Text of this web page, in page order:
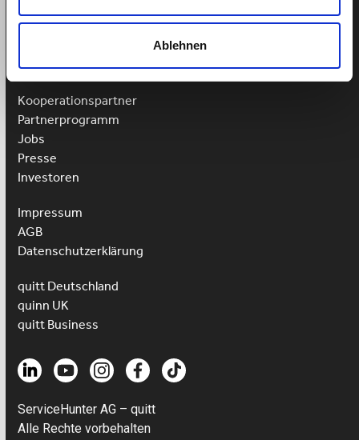
Ablehnen
Über quitt
Blog
Kooperationspartner
Partnerprogramm
Jobs
Presse
Investoren
Impressum
AGB
Datenschutzerklärung
quitt Deutschland
quinn UK
quitt Business
ServiceHunter AG – quitt
Alle Rechte vorbehalten